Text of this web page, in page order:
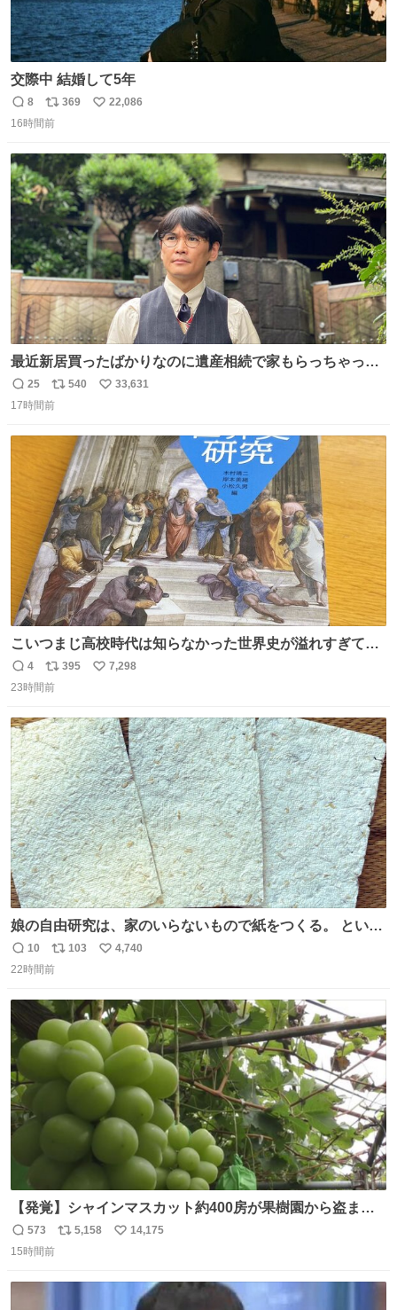
交際中 結婚して5年
返
信
8
リ
ポ
ト
数
369
い
数
22,086
16時間前
最近新居買ったばかりなのに遺産相続で家もらっちゃった
長男
返
信
25
リ
ポ
数
540
い
数
33,631
17時間前
こいつまじ高校時代は知らなかった世界史が溢れすぎてて
𝑩𝑰𝑮 𝑳𝑶𝑽𝑬＿＿
返
信
4
リ
ポ
ト
数
395
い
数
7,298
23時間前
娘の自由研究は、家のいらないもので紙をつくる。 という
事でわたしの使わないリードが紙に変身しました😂
返
信
10
リ
ポ
ト
数
103
い
数
4,740
22時間前
【発覚】シャインマスカット約400房が果樹園から盗まれ
る 栃木・佐野市 news.livedoor.com/article/detail… 被害
に遭った果樹園には防犯カメラなどはなく、シャインマス
今年に入って同様の被害は確認されておらず、警察はパト
返
信
573
リ
5,158
い
14,175
15時間前